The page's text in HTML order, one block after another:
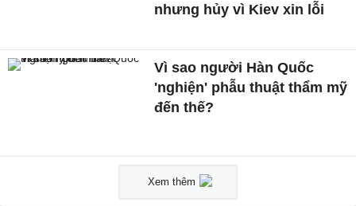
nhưng hủy vì Kiev xin lỗi
Vì sao người Hàn Quốc
'nghiện' phẫu thuật thẩm mỹ
đến thế?
Xem thêm